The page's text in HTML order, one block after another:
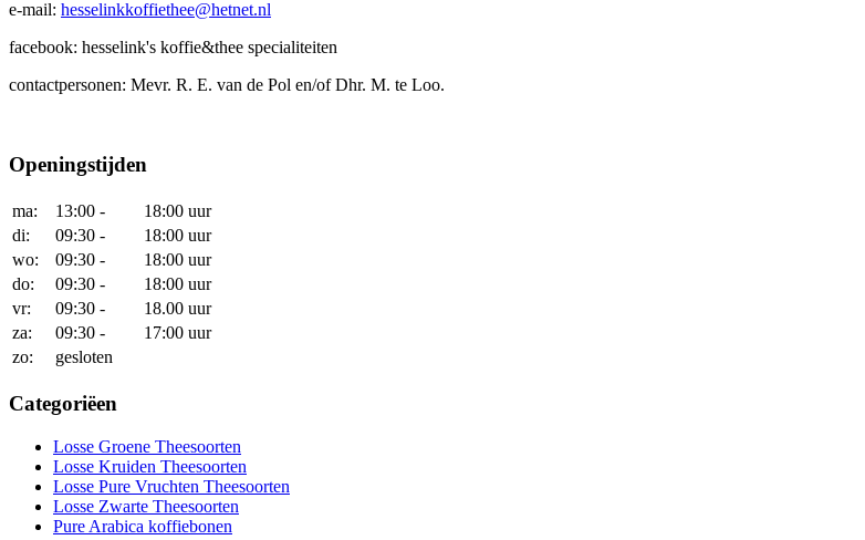
e-mail: hesselinkkoffiethee@hetnet.nl
facebook: hesselink's koffie&thee specialiteiten
contactpersonen: Mevr. R. E. van de Pol en/of Dhr. M. te Loo.
Openingstijden
ma: 13:00 -
18:00 uur
di:
09:30 -
18:00 uur
wo:
09:30 -
18:00 uur
do:
09:30 -
18:00 uur
vr:
09:30 -
18.00 uur
za:
09:30 -
17:00 uur
zo:
gesloten
Categoriëen
Losse Groene Theesoorten
Losse Kruiden Theesoorten
Losse Pure Vruchten Theesoorten
Losse Zwarte Theesoorten
Pure Arabica koffiebonen